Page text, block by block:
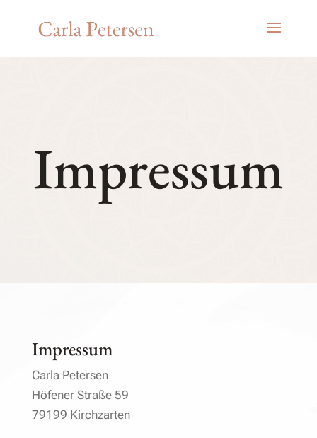
Impressum
Impressum
Carla Petersen
Höfener Straße 59
79199 Kirchzarten